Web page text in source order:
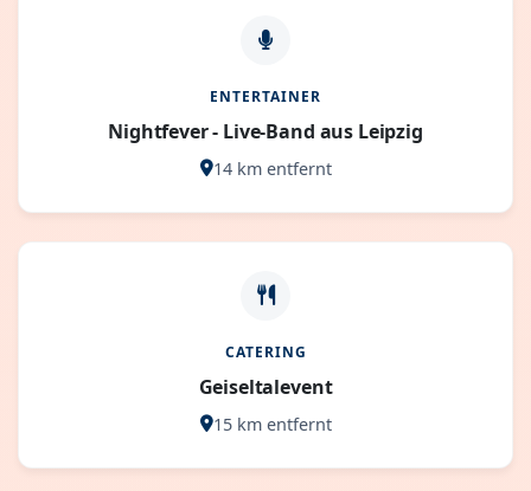
ENTERTAINER
Nightfever - Live-Band aus Leipzig
14 km entfernt
CATERING
Geiseltalevent
15 km entfernt